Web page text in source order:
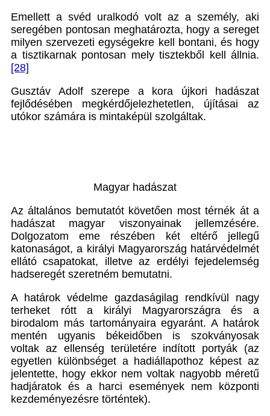
Emellett a svéd uralkodó volt az a személy, aki
seregében pontosan meghatározta, hogy a sereget
milyen szervezeti egységekre kell bontani, és hogy
a tisztikarnak pontosan mely tisztekből kell állnia.
[28]
Gusztáv Adolf szerepe a kora újkori hadászat
fejlődésében megkérdőjelezhetetlen, újításai az
utókor számára is mintaképül szolgáltak.
Magyar hadászat
Az általános bemutatót követően most térnék át a
hadászat magyar viszonyainak jellemzésére.
Dolgozatom eme részében két eltérő jellegű
katonaságot, a királyi Magyarország határvédelmét
ellátó csapatokat, illetve az erdélyi fejedelemség
hadseregét szeretném bemutatni.
A határok védelme gazdaságilag rendkívül nagy
terheket rótt a királyi Magyarországra és a
birodalom más tartományaira egyaránt. A határok
mentén ugyanis békeidőben is szokványosak
voltak az ellenség területére indított portyák (az
egyetlen különbséget a hadiállapothoz képest az
jelentette, hogy ekkor nem voltak nagyobb méretű
hadjáratok és a harci események nem központi
kezdeményezésre történtek).